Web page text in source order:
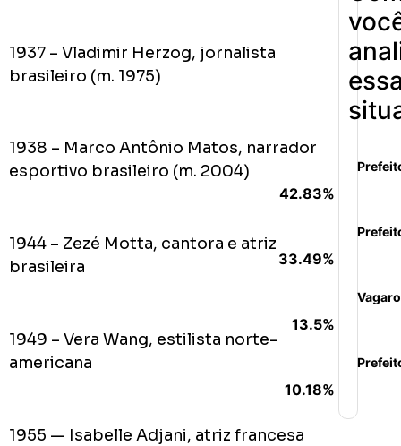
1937 – Vladimir Herzog, jornalista
brasileiro (m. 1975)
1938 – Marco Antônio Matos, narrador
esportivo brasileiro (m. 2004)
1944 – Zezé Motta, cantora e atriz
brasileira
1949 – Vera Wang, estilista norte-
americana
1955 — Isabelle Adjani, atriz francesa
42.83%
33.49%
13.5%
10.18%